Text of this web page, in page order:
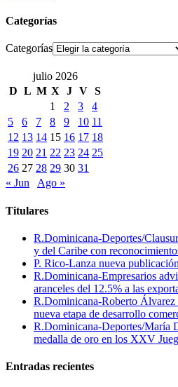
Categorías
Categorías
julio 2026
D L M X J V S
1
2 3
4
5
6 7 8 9 10 11
12 13 14 15 16 17 18
19 20 21 22 23 24 25
26 27 28 29 30 31
« Jun
Ago »
Titulares
R.Dominicana-Deportes/
y del Caribe con
P. Rico-Lanza nueva
R.Dominicana-Empresarios
aranceles del 12.5% a las
R.Dominicana-Roberto Álvarez
nueva etapa de desarrollo
R.Dominicana-Deportes/María
medalla de oro en los XXV
Entradas recientes